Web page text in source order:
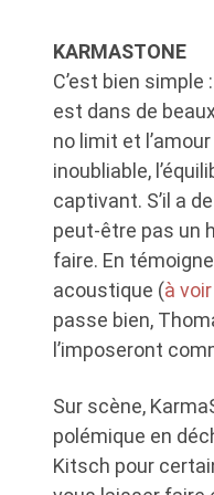
KARMASTONE
C’est bien
est dans de
no limit et
inoubliable,
captivant. S’il a
peut-être pas un
faire. En
acoustique (à
passe bien,
l’imposeront
Sur scène,
polémique en
Kitsch pour